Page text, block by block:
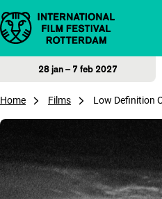
Direct naar inhoud
28 jan – 7 feb 2027
Home Films Low Definition